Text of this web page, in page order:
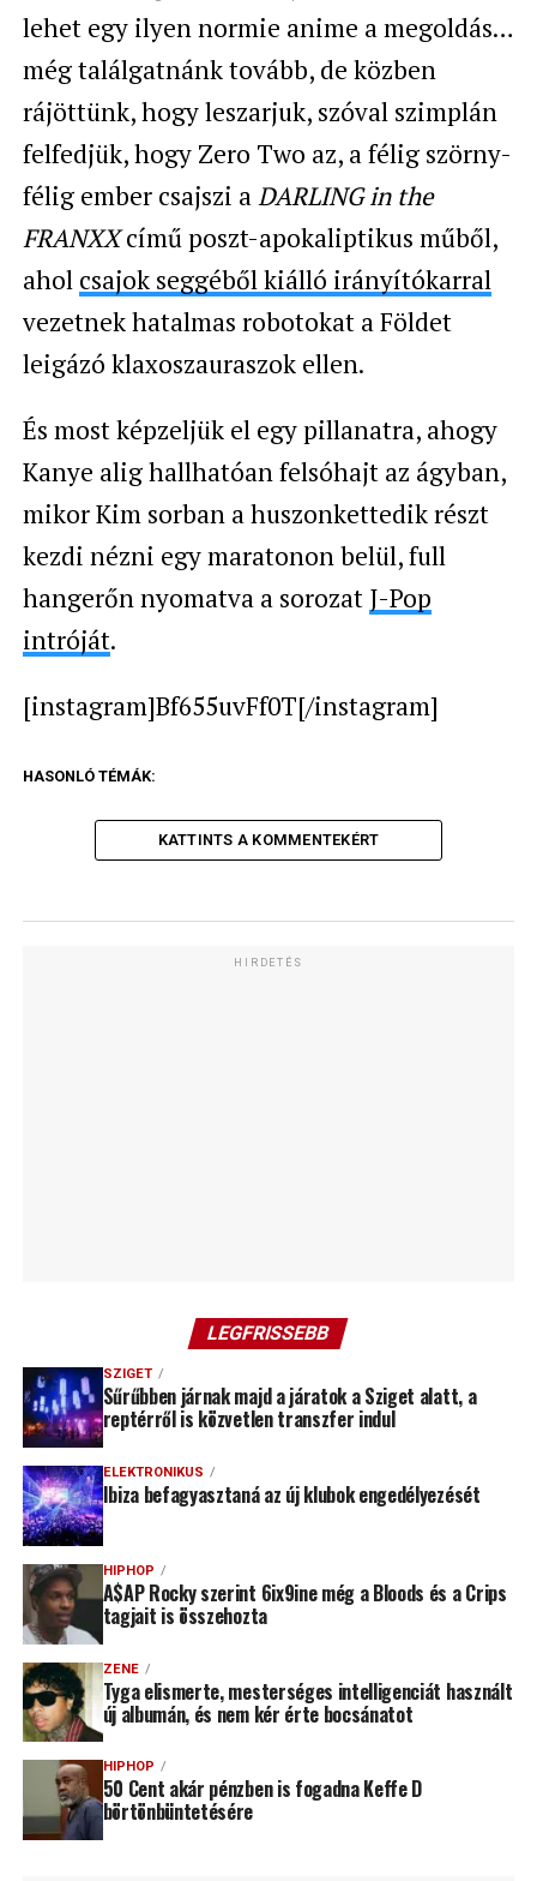
lehet egy ilyen normie anime a megoldás…
még találgatnánk tovább, de közben
rájöttünk, hogy leszarjuk, szóval szimplán
felfedjük, hogy Zero Two az, a félig szörny-
félig ember csajszi aDARLING in the
FRANXXcímű poszt-apokaliptikus műből,
ahol csajok seggéből kiálló irányítókarral
vezetnek hatalmas robotokat a Földet
leigázó klaxoszauraszok ellen.
És most képzeljük el egy pillanatra, ahogy
Kanye alig hallhatóan felsóhajt az ágyban,
mikor Kim sorban a huszonkettedik részt
kezdi nézni egy maratonon belül, full
hangerőn nyomatva a sorozat J-Pop
intróját.
[instagram]Bf655uvFf0T[/instagram]
HASONLÓ TÉMÁK:
KATTINTS A KOMMENTEKÉRT
HIRDETÉS
LEGFRISSEBB
SZIGET
Sűrűbben járnak majd a járatok a Sziget alatt, a
reptérről is közvetlen transzfer indul
ELEKTRONIKUS
Ibiza befagyasztaná az új klubok engedélyezését
HIPHOP
A$AP Rocky szerint 6ix9ine még a Bloods és a Crips
tagjait is összehozta
ZENE
Tyga elismerte, mesterséges intelligenciát használt
új albumán, és nem kér érte bocsánatot
HIPHOP
50 Cent akár pénzben is fogadna Keffe D
börtönbüntetésére